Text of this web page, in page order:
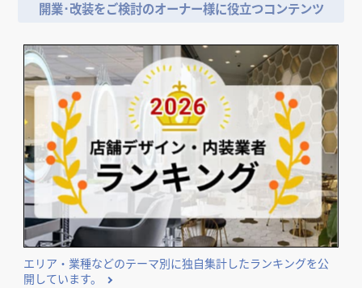
開業･改装をご検討のオーナー様に役立つコンテンツ
エリア・業種などのテーマ別に独自集計したランキングを公
開しています。